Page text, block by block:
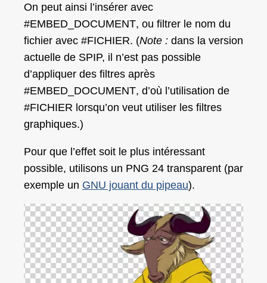
On peut ainsi l’insérer avec
#EMBED_DOCUMENT, ou filtrer le nom du
fichier avec #FICHIER. (Note : dans la version
actuelle de SPIP, il n’est pas possible
d’appliquer des filtres après
#EMBED_DOCUMENT, d’où l’utilisation de
#FICHIER lorsqu’on veut utiliser les filtres
graphiques.)
Pour que l’effet soit le plus intéressant
possible, utilisons un PNG 24 transparent (par
exemple un GNU jouant du pipeau).